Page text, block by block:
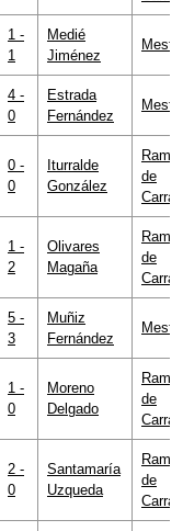
1 -
1
Medié
Jiménez
4 -
0
Estrada
Fernández
0 -
0
Iturralde
González
de
1 -
2
Olivares
Magaña
de
5 -
3
Muñiz
Fernández
1 -
0
Moreno
Delgado
de
2 -
0
Santamaría
Uzqueda
de